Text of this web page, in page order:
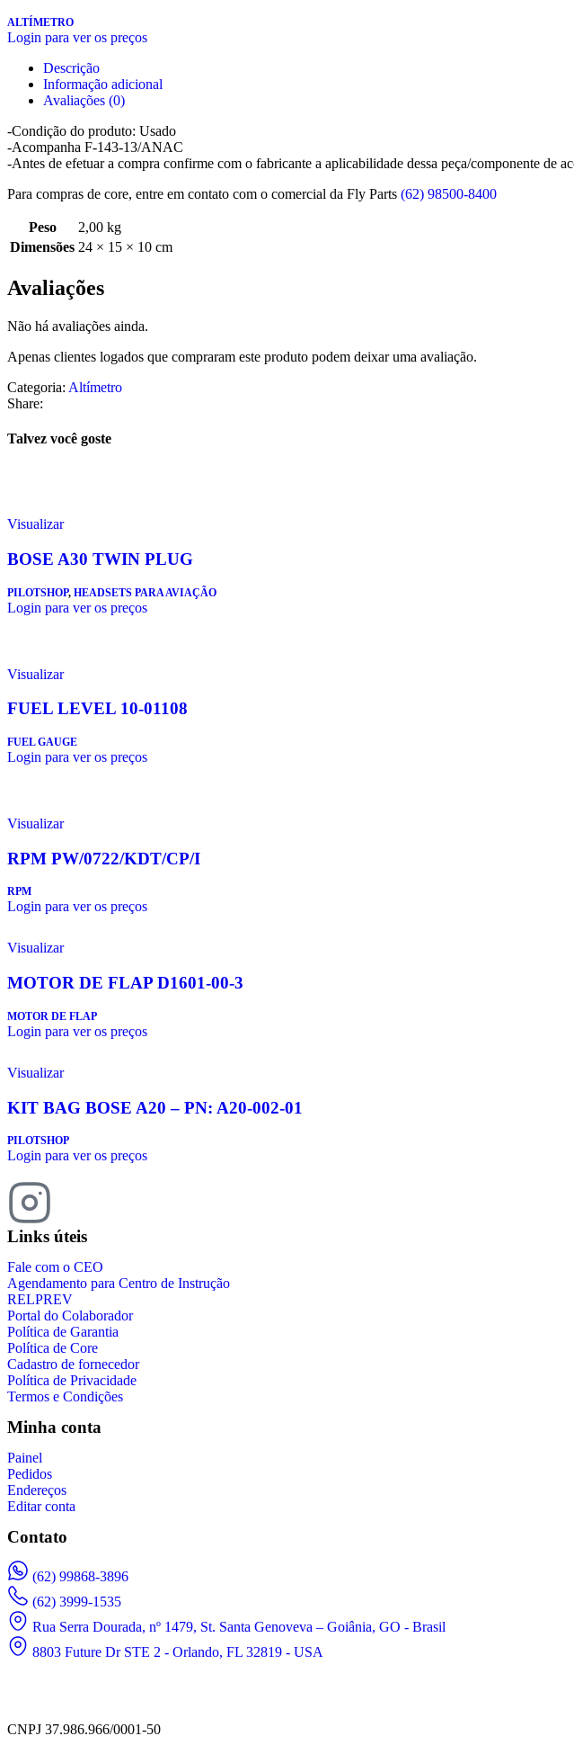
ALTÍMETRO
Login para ver os preços
Descrição
Informação adicional
Avaliações (0)
-Condição do produto: Usado
-Acompanha F-143-13/ANAC
-Antes de efetuar a compra confirme com o fabricante a aplicabilidade dessa peça/componente de
Para compras de core, entre em contato com o comercial da Fly Parts (62) 98500-8400
Peso
2,00 kg
Dimensões 24 × 15 × 10 cm
Avaliações
Não há avaliações ainda.
Apenas clientes logados que compraram este produto podem deixar uma avaliação.
Categoria: Altímetro
Share:
Talvez você goste
Visualizar
BOSE A30 TWIN PLUG
PILOTSHOP, HEADSETS PARA AVIAÇÃO
Login para ver os preços
Visualizar
FUEL LEVEL 10-01108
FUEL GAUGE
Login para ver os preços
Visualizar
RPM PW/0722/KDT/CP/I
RPM
Login para ver os preços
Visualizar
MOTOR DE FLAP D1601-00-3
MOTOR DE FLAP
Login para ver os preços
Visualizar
KIT BAG BOSE A20 – PN: A20-002-01
PILOTSHOP
Login para ver os preços
Links úteis
Fale com o CEO
Agendamento para Centro de Instrução
RELPREV
Portal do Colaborador
Política de Garantia
Política de Core
Cadastro de fornecedor
Política de Privacidade
Termos e Condições
Minha conta
Painel
Pedidos
Endereços
Editar conta
Contato
(62) 99868-3896
(62) 3999-1535
Rua Serra Dourada, nº 1479, St. Santa Genoveva – Goiânia, GO - Brasil
8803 Future Dr STE 2 - Orlando, FL 32819 - USA
CNPJ 37.986.966/0001-50